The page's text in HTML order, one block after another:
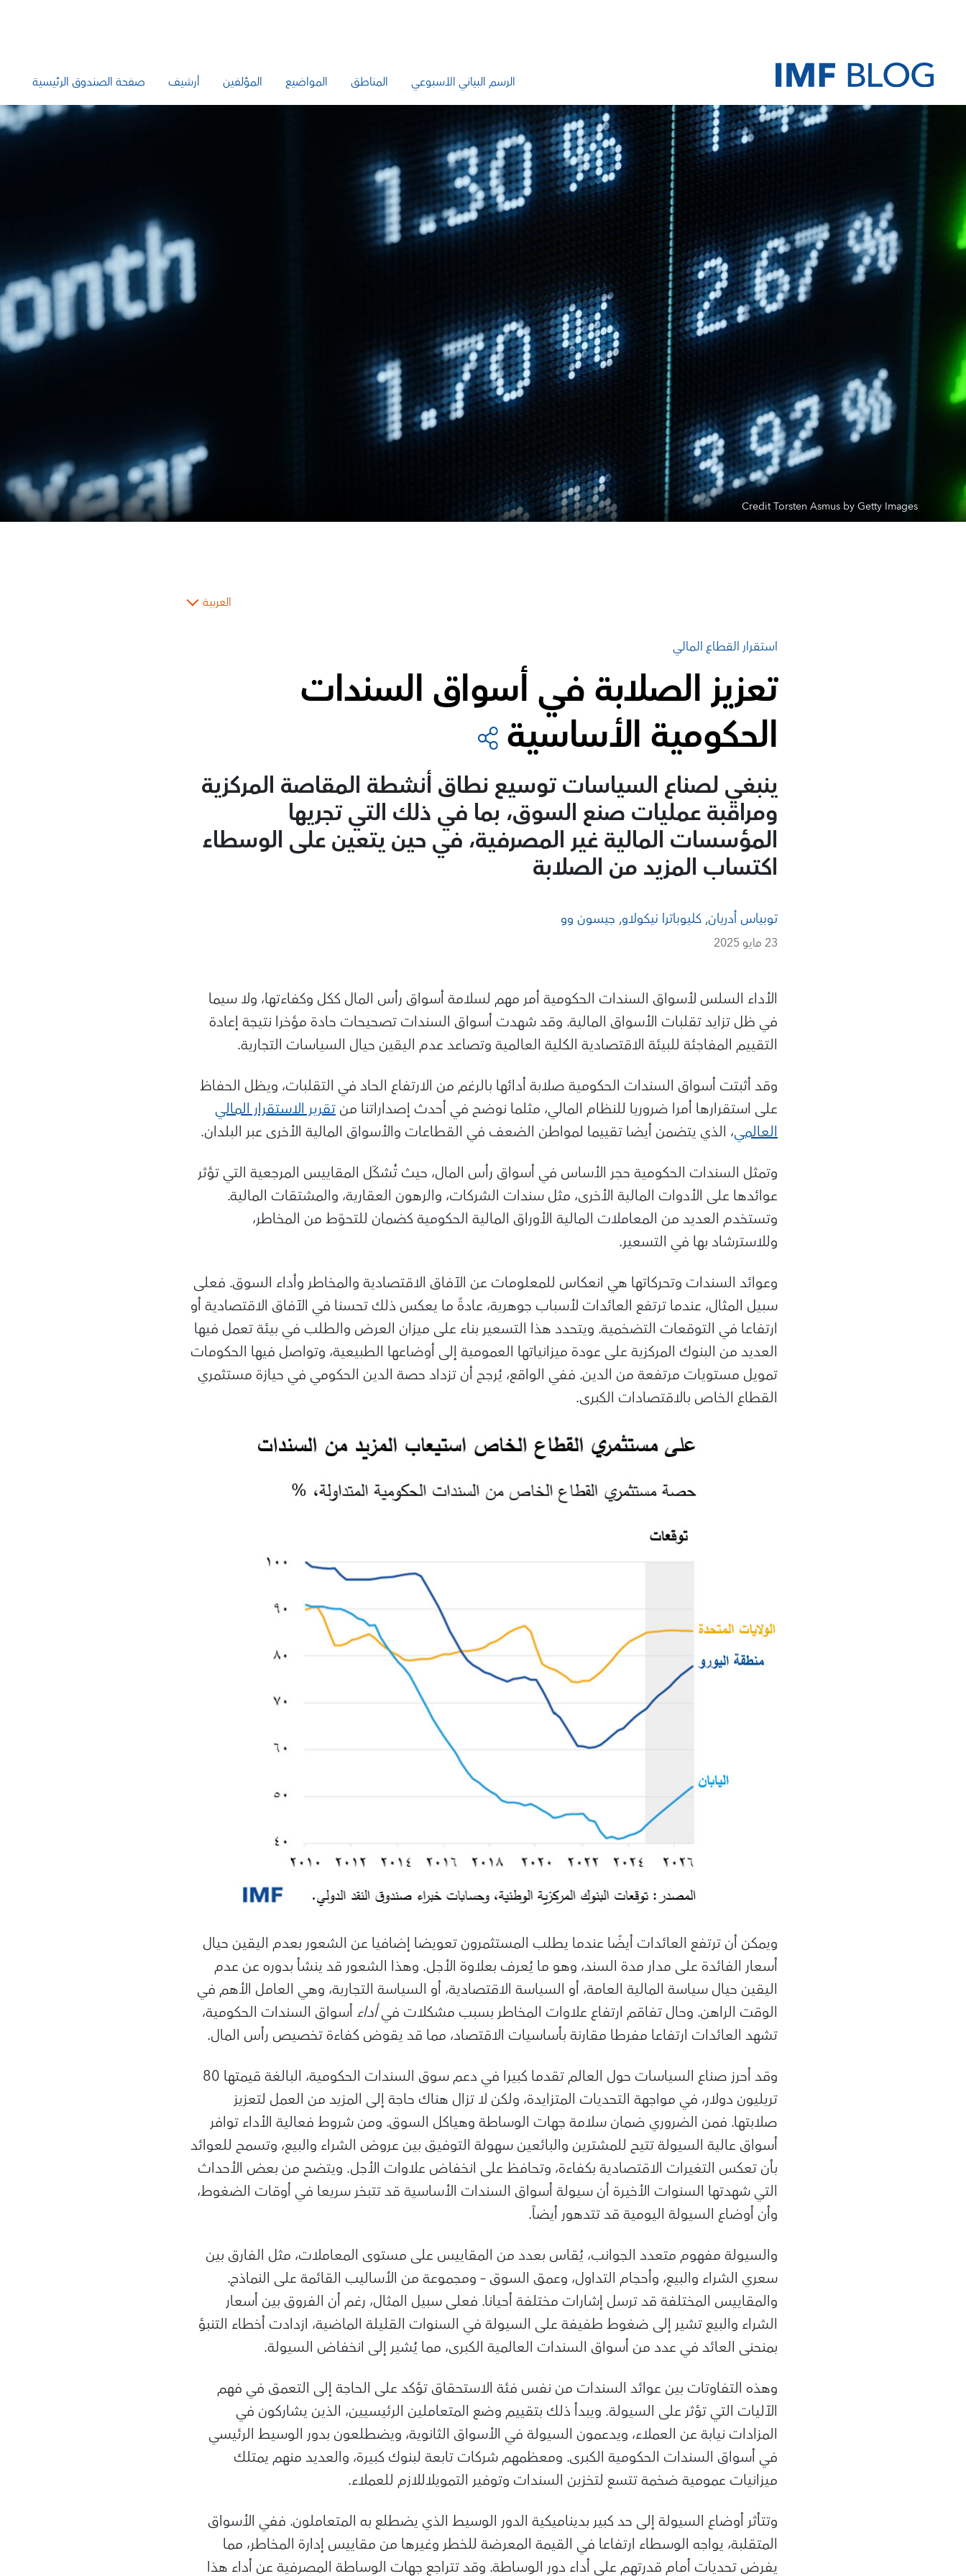
الرسم البياني الأسبوعي المناطق المواضيع المؤلفين أرشيف صفحة الصندوق الرئيسية
Credit Torsten Asmus by Getty Images
العربية
استقرار القطاع المالي
تعزيز الصلابة في أسواق السندات
الحكومية الأساسية
ينبغي لصناع السياسات توسيع نطاق أنشطة المقاصة المركزية
ومراقبة عمليات صنع السوق، بما في ذلك التي تجريها
المؤسسات المالية غير المصرفية، في حين يتعين على الوسطاء
اكتساب المزيد من الصلابة
توبياس أدريان,كليوباترا نيكولاو, جيسون وو
23 مايو 2025
الأداء السلس لأسواق السندات الحكومية أمر مهم لسلامة أسواق رأس المال ككل وكفاءتها، ولا سيما
في ظل تزايد تقلبات الأسواق المالية. وقد شهدت أسواق السندات تصحيحات حادة مؤخرا نتيجة إعادة
التقييم المفاجئة للبيئة الاقتصادية الكلية العالمية وتصاعد عدم اليقين حيال السياسات التجارية.
وقد أثبتت أسواق السندات الحكومية صلابة أدائها بالرغم من الارتفاع الحاد في التقلبات، ويظل الحفاظ
على استقرارها أمرا ضروريا للنظام المالي، مثلما نوضح في أحدث إصداراتنا منتقرير الاستقرار المالي
العالمي، الذي يتضمن أيضا تقييما لمواطن الضعف في القطاعات والأسواق المالية الأخرى عبر البلدان.
وتمثل السندات الحكومية حجر الأساس في أسواق رأس المال، حيث تُشكّل المقاييس المرجعية التي تؤثر
عوائدها على الأدوات المالية الأخرى، مثل سندات الشركات، والرهون العقارية، والمشتقات المالية.
وتستخدم العديد من المعاملات المالية الأوراق المالية الحكومية كضمان للتحوّط من المخاطر،
وللاسترشاد بها في التسعير.
وعوائد السندات وتحركاتها هي انعكاس للمعلومات عن الآفاق الاقتصادية والمخاطر وأداء السوق. فعلى
سبيل المثال، عندما ترتفع العائدات لأسباب جوهرية، عادةً ما يعكس ذلك تحسنا في الآفاق الاقتصادية أو
ارتفاعا في التوقعات التضخمية. ويتحدد هذا التسعير بناء على ميزان العرض والطلب في بيئة تعمل فيها
العديد من البنوك المركزية على عودة ميزانياتها العمومية إلى أوضاعها الطبيعية، وتواصل فيها الحكومات
تمويل مستويات مرتفعة من الدين. ففي الواقع، يُرجح أن تزداد حصة الدين الحكومي في حيازة مستثمري
القطاع الخاص بالاقتصادات الكبرى.
ويمكن أن ترتفع العائدات أيضًا عندما يطلب المستثمرون تعويضا إضافيا عن الشعور بعدم اليقين حيال
أسعار الفائدة على مدار مدة السند، وهو ما يُعرف بعلاوة الأجل. وهذا الشعور قد ينشأ بدوره عن عدم
اليقين حيال سياسة المالية العامة، أو السياسة الاقتصادية، أو السياسة التجارية، وهي العامل الأهم في
الوقت الراهن. وحال تفاقم ارتفاع علاوات المخاطر بسبب مشكلات فيأداء أسواق السندات الحكومية،
تشهد العائدات ارتفاعا مفرطا مقارنة بأساسيات الاقتصاد، مما قد يقوض كفاءة تخصيص رأس المال.
وقد أحرز صناع السياسات حول العالم تقدما كبيرا في دعم سوق السندات الحكومية، البالغة قيمتها 80
تريليون دولار، في مواجهة التحديات المتزايدة، ولكن لا تزال هناك حاجة إلى المزيد من العمل لتعزيز
صلابتها. فمن الضروري ضمان سلامة جهات الوساطة وهياكل السوق. ومن شروط فعالية الأداء توافر
أسواق عالية السيولة تتيح للمشترين والبائعين سهولة التوفيق بين عروض الشراء والبيع، وتسمح للعوائد
بأن تعكس التغيرات الاقتصادية بكفاءة، وتحافظ على انخفاض علاوات الأجل. ويتضح من بعض الأحداث
التي شهدتها السنوات الأخيرة أن سيولة أسواق السندات الأساسية قد تتبخر سريعا في أوقات الضغوط،
وأن أوضاع السيولة اليومية قد تتدهور أيضاً.
والسيولة مفهوم متعدد الجوانب، يُقاس بعدد من المقاييس على مستوى المعاملات، مثل الفارق بين
سعري الشراء والبيع، وأحجام التداول، وعمق السوق – ومجموعة من الأساليب القائمة على النماذج.
والمقاييس المختلفة قد ترسل إشارات مختلفة أحيانا. فعلى سبيل المثال، رغم أن الفروق بين أسعار
الشراء والبيع تشير إلى ضغوط طفيفة على السيولة في السنوات القليلة الماضية، ازدادت أخطاء التنبؤ
بمنحنى العائد في عدد من أسواق السندات العالمية الكبرى، مما يُشير إلى انخفاض السيولة.
وهذه التفاوتات بين عوائد السندات من نفس فئة الاستحقاق تؤكد على الحاجة إلى التعمق في فهم
الآليات التي تؤثر على السيولة. ويبدأ ذلك بتقييم وضع المتعاملين الرئيسيين، الذين يشاركون في
المزادات نيابة عن العملاء، ويدعمون السيولة في الأسواق الثانوية، ويضطلعون بدور الوسيط الرئيسي
في أسواق السندات الحكومية الكبرى. ومعظمهم شركات تابعة لبنوك كبيرة، والعديد منهم يمتلك
ميزانيات عمومية ضخمة تتسع لتخزين السندات وتوفير التمويلاللازم للعملاء.
وتتأثر أوضاع السيولة إلى حد كبير بديناميكية الدور الوسيط الذي يضطلع به المتعاملون. ففي الأسواق
المتقلبة، يواجه الوسطاء ارتفاعا في القيمة المعرضة للخطر وغيرها من مقاييس إدارة المخاطر، مما
يفرض تحديات أمام قدرتهم على أداء دور الوساطة. وقد تتراجع جهات الوساطة المصرفية عن أداء هذا